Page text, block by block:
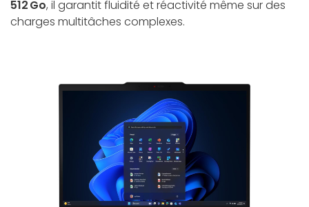
512 Go, il garantit fluidité et réactivité même sur des
charges multitâches complexes.